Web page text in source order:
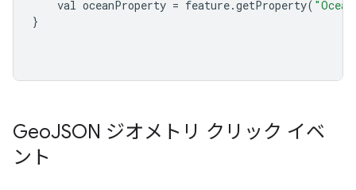
val oceanProperty = feature.getProperty(
}
GeoJSON ジオメトリ クリック イベ
ント